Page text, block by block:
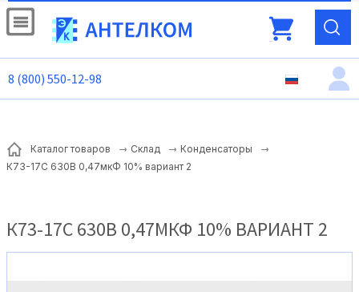
8 (800) 550-12-98
Каталог товаров Склад
Конденсаторы
К73-17С 630В 0,47мкФ 10% вариант 2
К73-17С 630В 0,47МКФ 10% ВАРИАНТ 2